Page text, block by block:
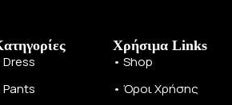
Dress
Pants
Χρήσιμα Links
• Shop
• Όροι Χρήσης